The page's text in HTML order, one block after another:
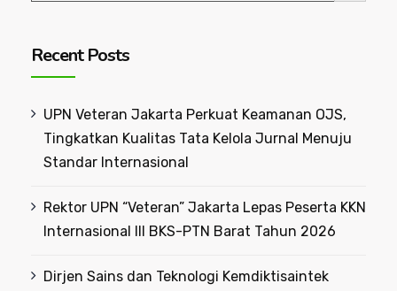
Recent Posts
UPN Veteran Jakarta Perkuat Keamanan OJS,
Tingkatkan Kualitas Tata Kelola Jurnal Menuju
Standar Internasional
Rektor UPN “Veteran” Jakarta Lepas Peserta KKN
Internasional III BKS-PTN Barat Tahun 2026
Dirjen Sains dan Teknologi Kemdiktisaintek